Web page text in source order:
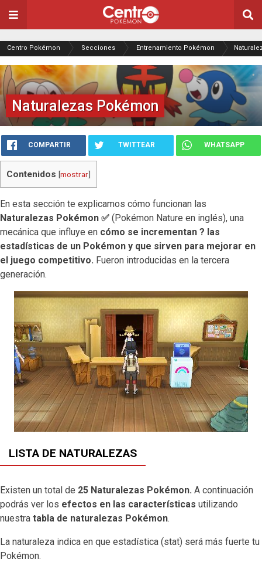
Centro Pokémon Secciones Entrenamiento Pokémon
Naturalezas Pokémon
COMPARTIR TWITTEAR WHATSAPP
Contenidos [mostrar]
En esta sección te explicamos cómo funcionan las
Naturalezas Pokémon ✅ (Pokémon Nature en inglés), una
mecánica que influye en cómo se incrementan ? las
estadísticas de un Pokémon y que sirven para mejorar en
el juego competitivo. Fueron introducidas en la tercera
generación.
LISTA DE NATURALEZAS
Existen un total de 25 Naturalezas Pokémon. A continuación
podrás ver los efectos en las características utilizando
nuestra tabla de naturalezas Pokémon.
La naturaleza indica en que estadística (stat) será más fuerte tu
Pokémon.